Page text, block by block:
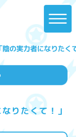
の実力者になりたく
りたくて！」